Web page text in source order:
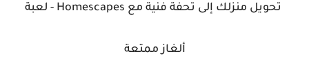
تحويل منزلك إلى تحفة فنية مع Homescapes - لعبة
ألغاز ممتعة